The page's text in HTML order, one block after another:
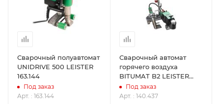
Сварочный полуавтомат
UNIDRIVE 500 LEISTER
163.144
Под заказ
Арт. : 163.144
Сварочный автомат
горячего воздуха
BITUMAT B2 LEISTER
140.437
Под заказ
Арт. : 140.437